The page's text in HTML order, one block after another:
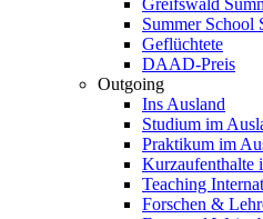
Greifswald
Summer School
Geflüchtete
DAAD-Preis
Outgoing
Ins Ausland
Studium im
Praktikum im
Kurzaufenthalte
Teaching
Forschen &